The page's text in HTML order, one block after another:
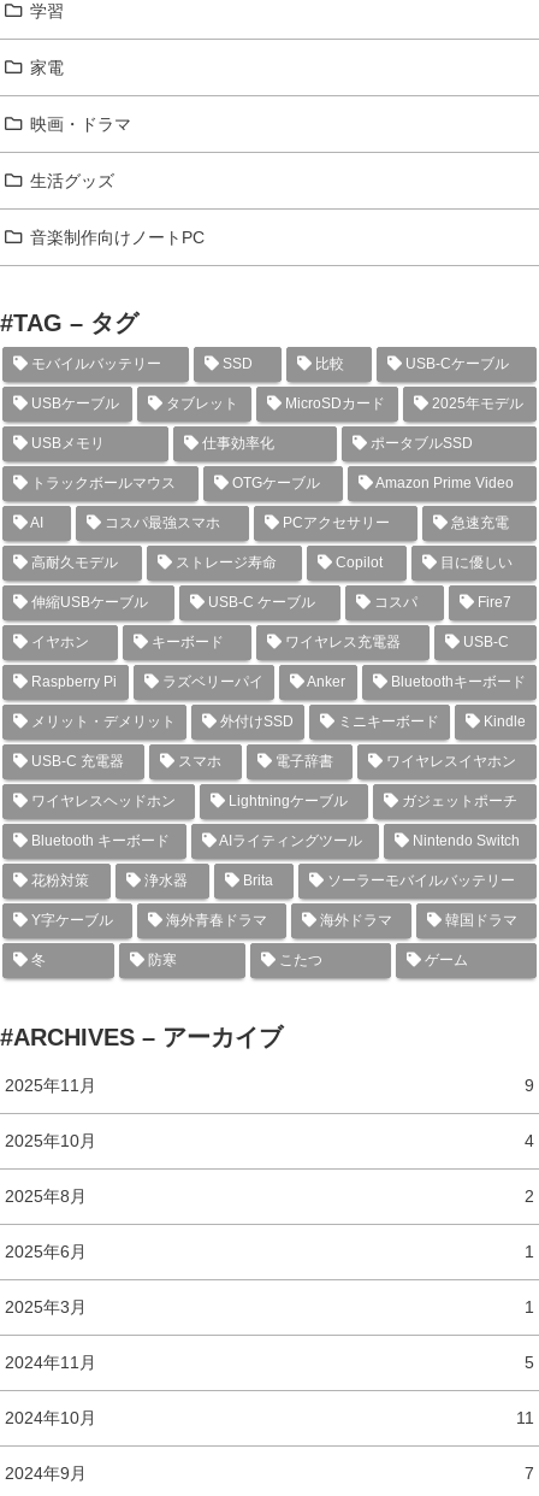
学習
家電
映画・ドラマ
生活グッズ
音楽制作向けノートPC
#TAG – タグ
モバイルバッテリー SSD 比較 USB-Cケーブル
USBケーブル タブレット MicroSDカード 2025年モデル
USBメモリ 仕事効率化 ポータブルSSD
トラックボールマウス OTGケーブル Amazon Prime Video
AI コスパ最強スマホ PCアクセサリー 急速充電
高耐久モデル ストレージ寿命 Copilot 目に優しい
伸縮USBケーブル USB-C ケーブル コスパ Fire7
イヤホン キーボード ワイヤレス充電器 USB-C
Raspberry Pi ラズベリーパイ Anker Bluetoothキーボード
メリット・デメリット 外付けSSD ミニキーボード Kindle
USB-C 充電器 スマホ 電子辞書 ワイヤレスイヤホン
ワイヤレスヘッドホン Lightningケーブル ガジェットポーチ
Bluetooth キーボード AIライティングツール Nintendo Switch
花粉対策 浄水器 Brita ソーラーモバイルバッテリー
Y字ケーブル 海外青春ドラマ 海外ドラマ 韓国ドラマ
冬 防寒 こたつ ゲーム
#ARCHIVES – アーカイブ
2025年11月 9
2025年10月 4
2025年8月 2
2025年6月 1
2025年3月 1
2024年11月 5
2024年10月 11
2024年9月 7